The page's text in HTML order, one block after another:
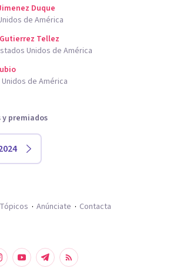
Duque
de América
Tellez
Unidos de América
de América
y premiados
Tópicos Anúnciate Contacta